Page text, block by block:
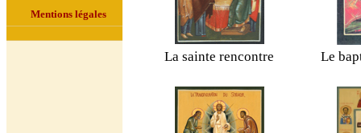
Mentions légales
La sainte rencontre Le